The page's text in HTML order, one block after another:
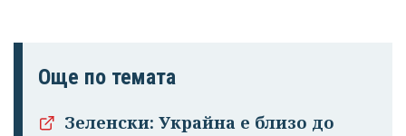
Още по темата
Зеленски: Украйна е близо до